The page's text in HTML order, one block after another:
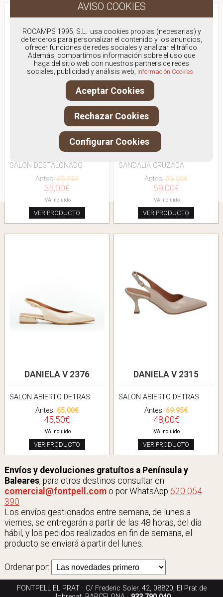
DANIELA V 2811
SALÓN DESTALONADO
Antes:69.95€
55,00€
IVA Incluido
VER PRODUCTO
DANIELA V 2427
SANDALIA CRUZADA
Antes:85.00€
59,00€
IVA Incluido
VER PRODUCTO
DANIELA V 2376
SALON ABIERTO DETRAS
Antes:65.00€
45,50€
IVA Incluido
VER PRODUCTO
DANIELA V 2315
SALON ABIERTO DETRAS
Antes:69.95€
48,00€
IVA Incluido
VER PRODUCTO
Envíos y devoluciones gratuítos a Península y
Baleares, para otros destinos consultar en
comercial@fontpell.como por WhatsApp 620 054
390
Los envíos gestionados entre semana, de lunes a
viernes, se entregarán a partir de las 48 horas, del día
hábil, y los pedidos realizados en fin de semana, el
producto se enviará a partir del lunes.
Ordenar por:
FONTPELL EL PRAT · C/ Frederic Soler, 42, 08820, El Prat de
ROCAMPS 1995, S.L. usa cookies propias (necesarias) y
de terceros para personalizar el contenido y los anuncios,
ofrecer funciones de redes sociales y analizar el tráfico.
Además, compartimos información sobre el uso que
haga del sitio web con nuestros partners de redes
sociales, publicidad y análisis web, Información Cookies.
Aceptar Cookies
Rechazar Cookies
Configurar Cookies